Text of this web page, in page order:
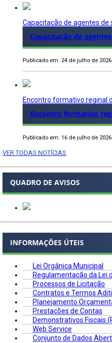
Capacitação de agentes de
Capacitação de
Publicado em: 24 de julho de 2026
Encontro formativo reginal
Encontro formativo
Publicado em: 16 de julho de 2026
VER TODAS NOTÍCIAS
QUADRO DE AVISOS
INFORMAÇÕES ÚTEIS
Lei Orgânica Municipal
Regulamentação da Lei
Processos de Licitação
Contratos e Termos
Planejamento
Prestações de Contas
Demonstrativos Fiscais
Web Service
Conjunto de Dados